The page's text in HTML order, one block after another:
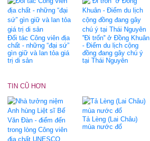
Đối tác Công viên địa
chất - những “đại sứ”
gìn giữ và lan tỏa giá
trị di sản
''Đi trốn'' ở Đồng Khuân
- Điểm du lịch cộng
đồng đang gây chú ý
tại Thái Nguyên
TIN CŨ HƠN
Tả Lèng (Lai Châu)
mùa nước đổ